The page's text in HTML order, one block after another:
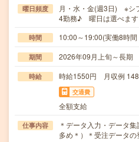
曜日頻度
月・水・金(週3日) ※シ
4勤務♪ 曜日は選べま
時間 10:00～19:00(実働8時
期間 2026年09月上旬～長期
時給 時給1550円 月収例
交通費
全額支給
仕事内容
＊データ入力・データ
多め＊）＊受注データ